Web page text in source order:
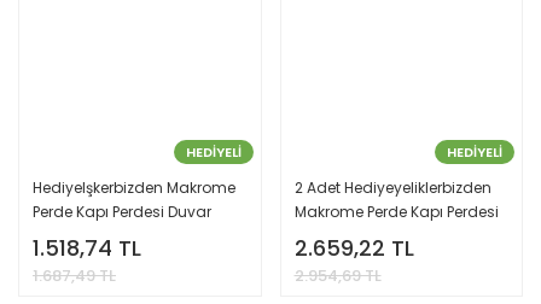
HEDİYELİ
Hediyelşkerbizden Makrome
Perde Kapı Perdesi Duvar
Süsü
1.518,74 TL
1.687,49 TL
HEDİYELİ
2 Adet Hediyeyeliklerbizden
Makrome Perde Kapı Perdesi
Duvar Süsü
2.659,22 TL
2.954,69 TL